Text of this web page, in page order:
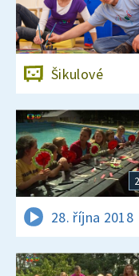
Šikulové
28. října 2018